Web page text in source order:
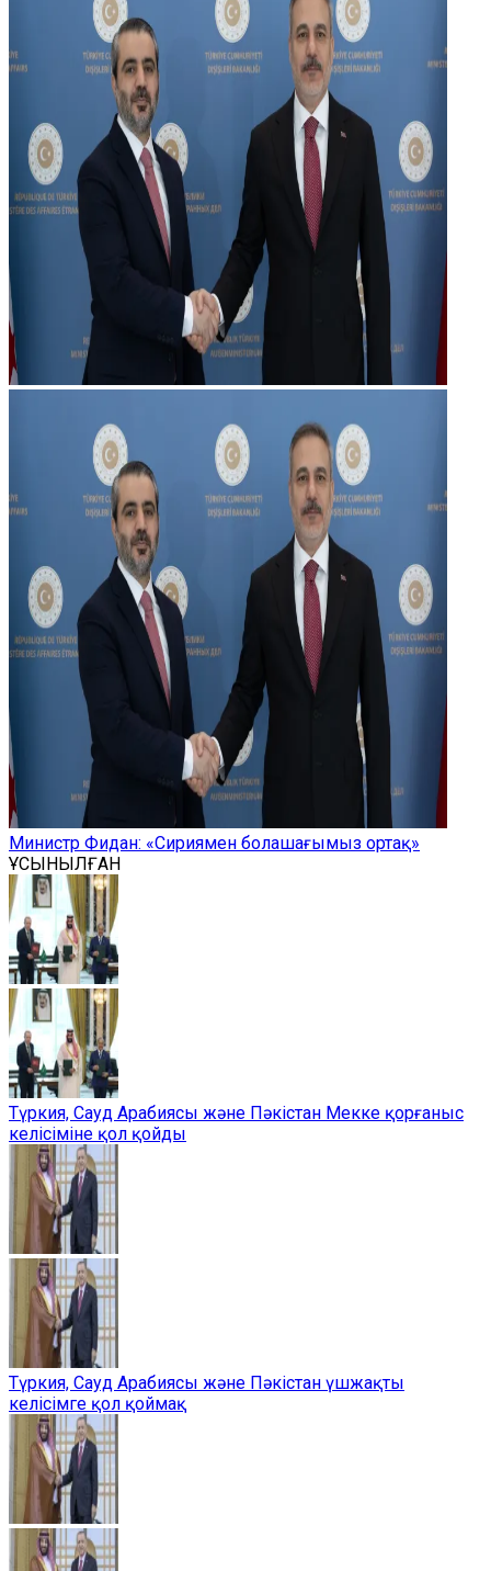
Министр Фидан: «Сириямен болашағымыз ортақ»
ҰСЫНЫЛҒАН
Түркия, Сауд Арабиясы және Пәкістан Мекке қорғаныс
келісіміне қол қойды
Түркия, Сауд Арабиясы және Пәкістан үшжақты
келісімге қол қоймақ